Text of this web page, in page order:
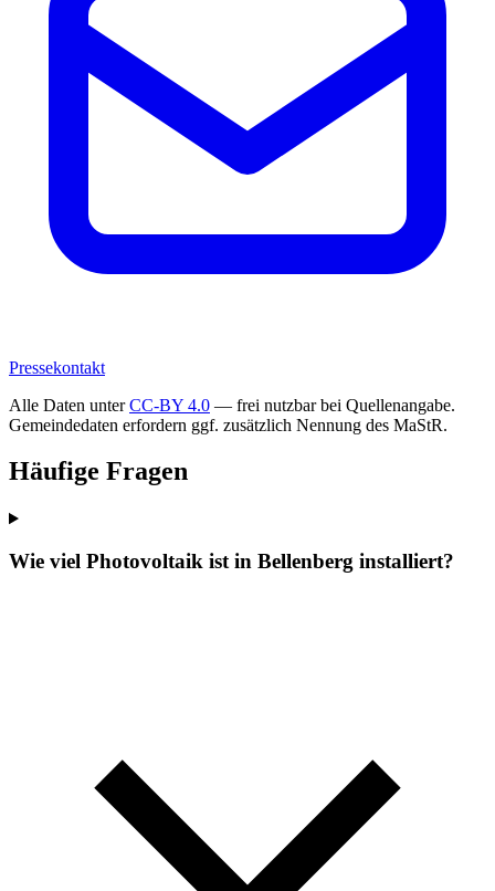
Pressekontakt
Alle Daten unterCC-BY 4.0 — frei nutzbar bei Quellenangabe.
Gemeindedaten erfordern ggf. zusätzlich Nennung des MaStR.
Häufige Fragen
Wie viel Photovoltaik ist in Bellenberg installiert?